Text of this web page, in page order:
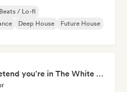
Beats / Lo-fi
Deep House
Future House
Songs to pretend you're in The White Lotus